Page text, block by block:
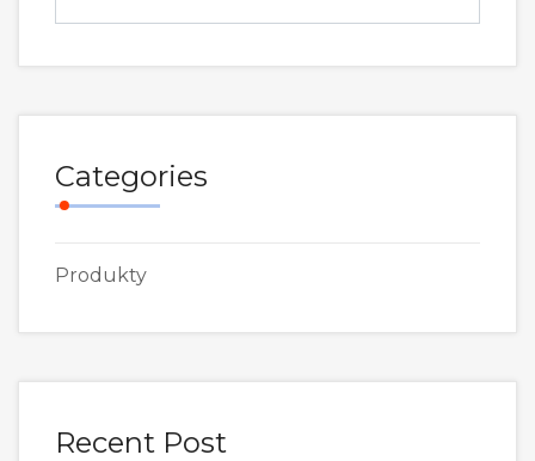
Categories
Produkty
Recent Post